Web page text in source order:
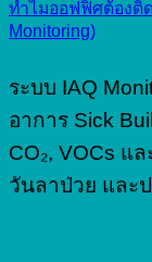
ทำไมออฟฟิศต้องติ
Monitoring)
ระบบ IAQ
อาการ Sick
CO₂, VOCs แ
วันลาป่วย และ